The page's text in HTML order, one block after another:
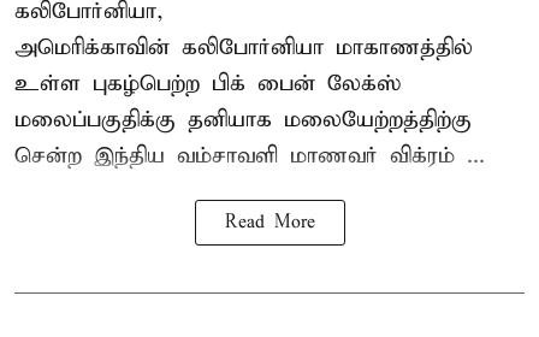
கலிபோர்னியா,
அமெரிக்காவின் கலிபோர்னியா மாகாணத்தில்
உள்ள புகழ்பெற்ற பிக் பைன் லேக்ஸ்
மலைப்பகுதிக்கு தனியாக மலையேற்றத்திற்கு
சென்ற இந்திய வம்சாவளி மாணவர் விக்ரம் ...
Read More